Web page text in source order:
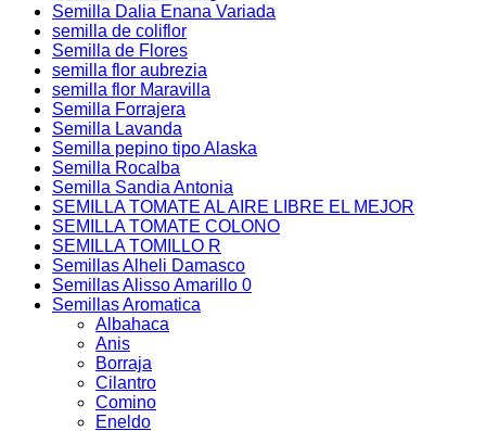
Semilla Dalia Enana Variada
semilla de coliflor
Semilla de Flores
semilla flor aubrezia
semilla flor Maravilla
Semilla Forrajera
Semilla Lavanda
Semilla pepino tipo Alaska
Semilla Rocalba
Semilla Sandia Antonia
SEMILLA TOMATE AL AIRE LIBRE EL MEJOR
SEMILLA TOMATE COLONO
SEMILLA TOMILLO R
Semillas Alheli Damasco
Semillas Alisso Amarillo 0
Semillas Aromatica
Albahaca
Anis
Borraja
Cilantro
Comino
Eneldo